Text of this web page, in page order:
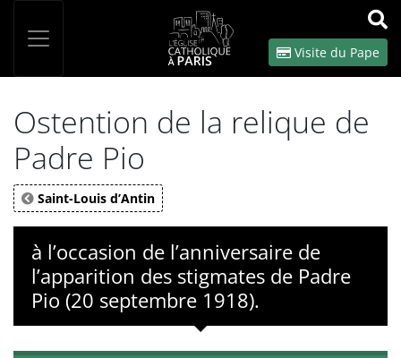
OK
Visite du Pape
Ostention de la relique de
Padre Pio
Saint-Louis d’Antin
à l’occasion de l’anniversaire de
l’apparition des stigmates de Padre
Pio (20 septembre 1918).
Panneau de gestion des cookies